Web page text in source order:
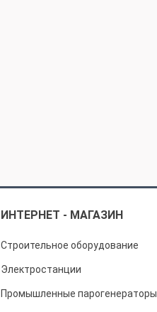
ИНТЕРНЕТ - МАГАЗИН
Строительное оборудование
Электростанции
Промышленные парогенераторы